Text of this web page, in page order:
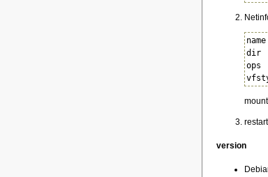
dir
ops
restart
version